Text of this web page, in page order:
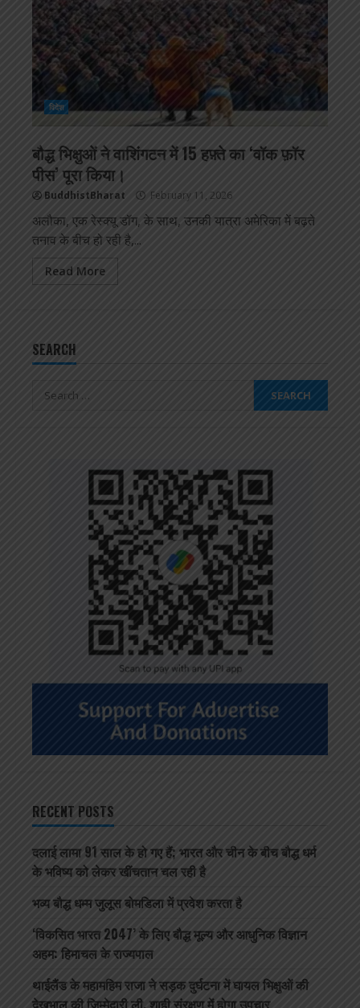
विदेश
बौद्ध भिक्षुओं ने वाशिंगटन में 15 हफ़्ते का ‘वॉक फ़ॉर
पीस’ पूरा किया।
BuddhistBharat February 11, 2026
अलौका, एक रेस्क्यू डॉग, के साथ, उनकी यात्रा अमेरिका में बढ़ते
तनाव के बीच हो रही है,...
Read More
SEARCH
Search
RECENT POSTS
दलाई लामा 91 साल के हो गए हैं; भारत और चीन के बीच बौद्ध धर्म
के भविष्य को लेकर खींचतान चल रही है
भव्य बौद्ध धम्म जुलूस बोमडिला में प्रवेश करता है
‘विकसित भारत 2047’ के लिए बौद्ध मूल्य और आधुनिक विज्ञान
अहम: हिमाचल के राज्यपाल
थाईलैंड के महामहिम राजा ने सड़क दुर्घटना में घायल भिक्षुओं की